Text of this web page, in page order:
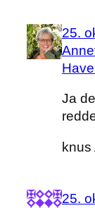
25.
Ja
knus
25.